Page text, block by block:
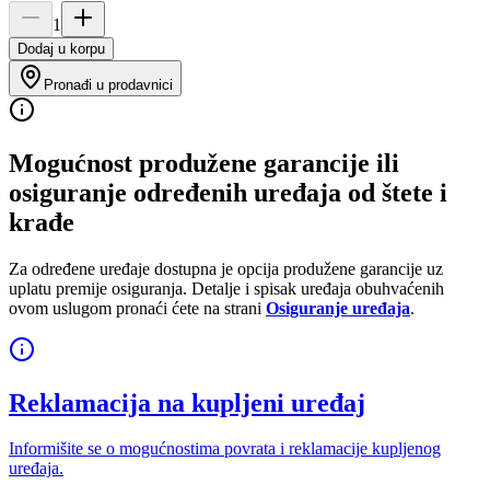
1
Dodaj u korpu
Pronađi u prodavnici
Mogućnost produžene garancije ili
osiguranje određenih uređaja od štete i
krađe
Za određene uređaje dostupna je opcija produžene garancije uz
uplatu premije osiguranja. Detalje i spisak uređaja obuhvaćenih
ovom uslugom pronaći ćete na strani Osiguranje uređaja.
Reklamacija na kupljeni uređaj
Informišite se o mogućnostima povrata i reklamacije kupljenog
uređaja.